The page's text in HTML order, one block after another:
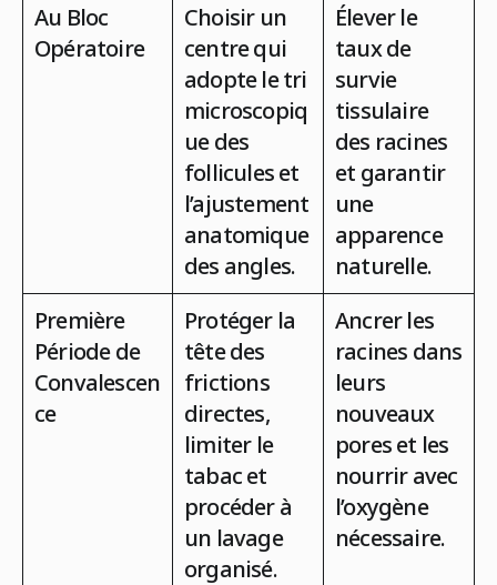
Au Bloc
Opératoire
Choisir un
centre qui
adopte le tri
microscopiq
ue des
follicules et
l’ajustement
anatomique
des angles.
Élever le
taux de
survie
tissulaire
des racines
et garantir
une
apparence
naturelle.
Première
Période de
Convalescen
ce
Protéger la
tête des
frictions
directes,
limiter le
tabac et
procéder à
un lavage
organisé.
Ancrer les
racines dans
leurs
nouveaux
pores et les
nourrir avec
l’oxygène
nécessaire.